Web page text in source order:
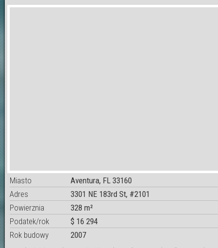
Miasto
Aventura, FL 33160
Adres
3301 NE 183rd St, #2101
Powierznia
328 m²
Podatek/rok
$ 16 294
Rok budowy
2007